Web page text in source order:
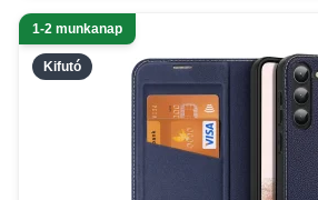
Kifutó
1-2 munkanap